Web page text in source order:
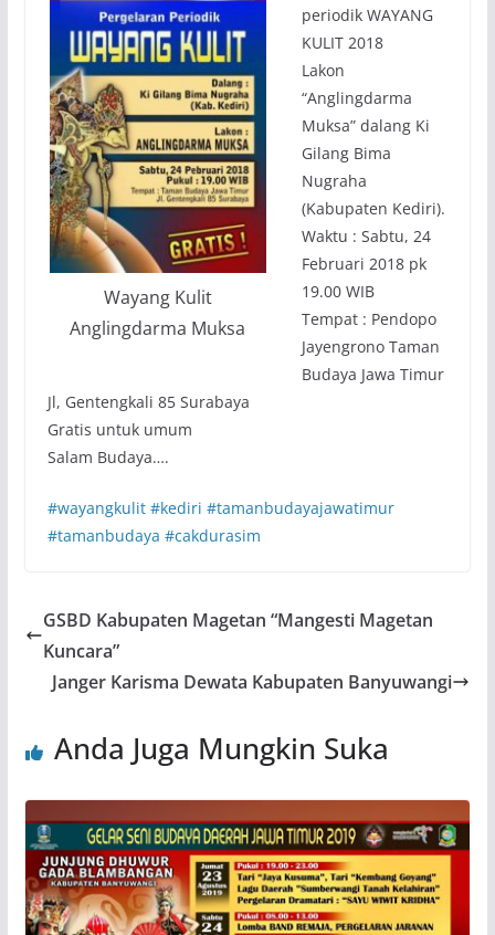
Wayang Kulit
Anglingdarma Muksa
periodik WAYANG
KULIT 2018
Lakon
“Anglingdarma
Muksa” dalang Ki
Gilang Bima
Nugraha
(Kabupaten Kediri).
Waktu : Sabtu, 24
Februari 2018 pk
19.00 WIB
Tempat : Pendopo
Jayengrono Taman
Budaya Jawa Timur
Jl, Gentengkali 85 Surabaya
Gratis untuk umum
Salam Budaya….
#wayangkulit #kediri #tamanbudayajawatimur
#tamanbudaya #cakdurasim
GSBD Kabupaten Magetan “Mangesti Magetan
Kuncara”
Janger Karisma Dewata Kabupaten Banyuwangi
Anda Juga Mungkin Suka